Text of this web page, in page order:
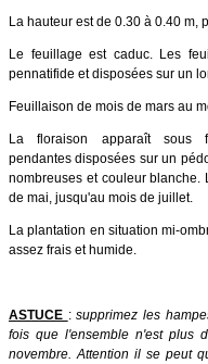
La hauteur est de 0.30 à 0.40 m,
Le feuillage est caduc. Les
pennatifide et disposées sur un
Feuillaison de mois de mars au
La floraison apparaît sous
pendantes disposées sur un
nombreuses et couleur
de mai, jusqu'au mois de juillet.
La plantation en situation mi-
assez frais et humide.
ASTUCE :supprimez les
fois que l'ensemble n'est plus
novembre. Attention il se peut